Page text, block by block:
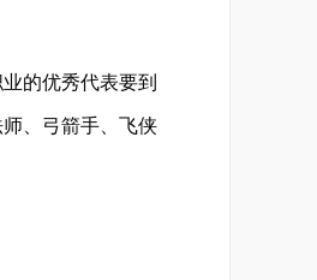
的优秀代表要到
、弓箭手、飞侠